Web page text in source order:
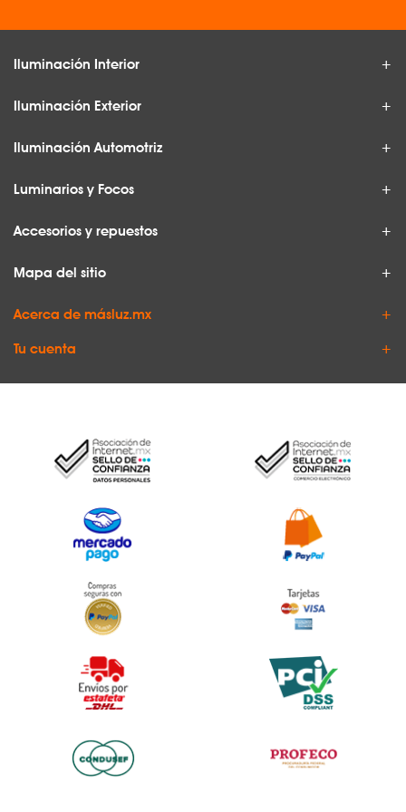
Iluminación Interior
Iluminación Exterior
Iluminación Automotriz
Luminarios y Focos
Accesorios y repuestos
Mapa del sitio
Acerca de másluz.mx
Tu cuenta